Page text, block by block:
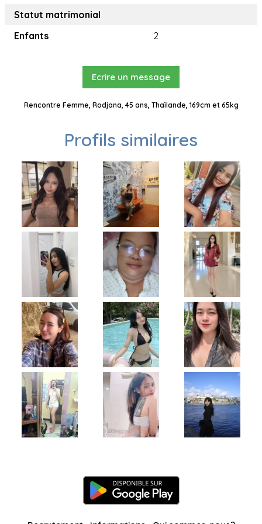
Statut matrimonial
Enfants
2
Ecrire un message
Rencontre Femme, Rodjana, 45 ans, Thaïlande, 169cm et 65kg
Profils similaires